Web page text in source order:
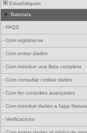
Estadístiques
Tutorials
- FAQS
- Com registrar-se
- Com entrar dades
- Com introduir una llista completa
- Com consultar i editar dades
- Com fer consultes avançades
- Com introduir dades a l'app
- Verificacions